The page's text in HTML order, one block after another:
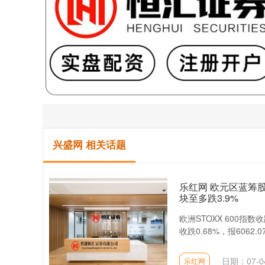
兴盛网 相关话题
乐红网 欧元区蓝筹
块至多跌3.9%
欧洲STOXX 600指数
收跌0.68%，报
乐红网 日期：07-